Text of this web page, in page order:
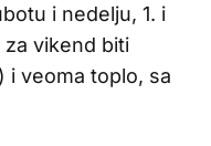
i nedelju, 1. i
vikend biti
i veoma toplo, sa